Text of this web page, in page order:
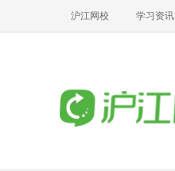
沪江网校 学习资讯